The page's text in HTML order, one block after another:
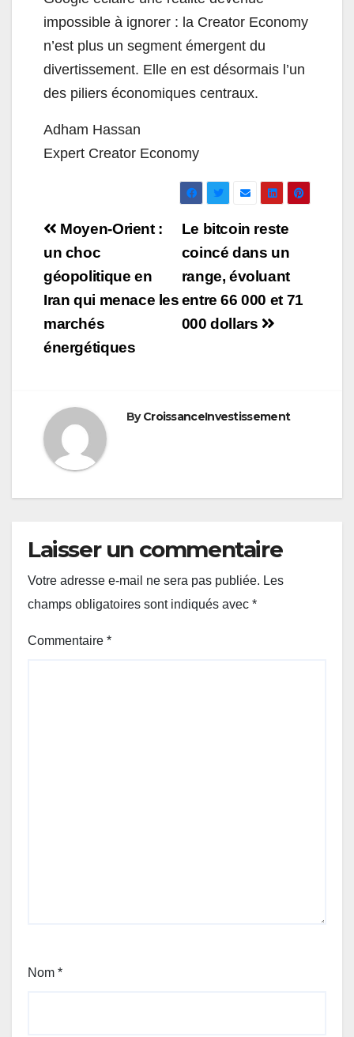
impossible à ignorer : la Creator Economy
n’est plus un segment émergent du
divertissement. Elle en est désormais l’un
des piliers économiques centraux.
Adham Hassan
Expert Creator Economy
Navigation
de
l’article
Le bitcoin reste
coincé dans un
range, évoluant
entre 66 000 et 71
000 dollars
Moyen-Orient :
un choc
géopolitique en
Iran qui menace les
marchés
énergétiques
ByCroissanceInvestissement
Laisser un commentaire
Votre adresse e-mail ne sera pas publiée. Les
champs obligatoires sont indiqués avec *
Commentaire *
Nom *